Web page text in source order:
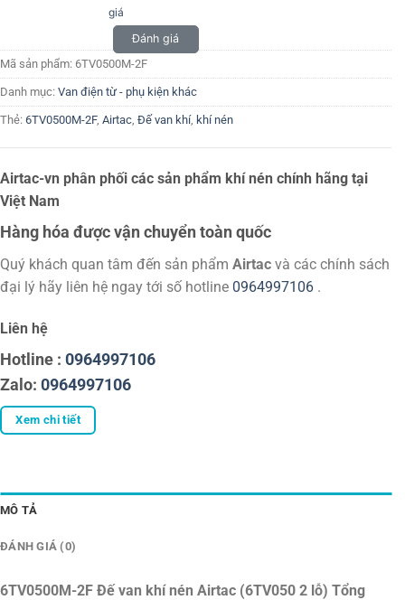
giá
Đánh giá
Mã sản phẩm: 6TV0500M-2F
Danh mục: Van điện từ - phụ kiện khác
Thẻ: 6TV0500M-2F, Airtac, Đế van khí, khí nén
Airtac-vn phân phối các sản phẩm khí nén chính hãng tại
Việt Nam
Hàng hóa được vận chuyển toàn quốc
Quý khách quan tâm đến sản phẩm Airtac và các chính sách
đại lý hãy liên hệ ngay tới số hotline 0964997106 .
Liên hệ
Hotline : 0964997106
Zalo: 0964997106
Xem chi tiết
MÔ TẢ
ĐÁNH GIÁ (0)
6TV0500M-2F Đế van khí nén Airtac (6TV050 2 lỗ) Tổng